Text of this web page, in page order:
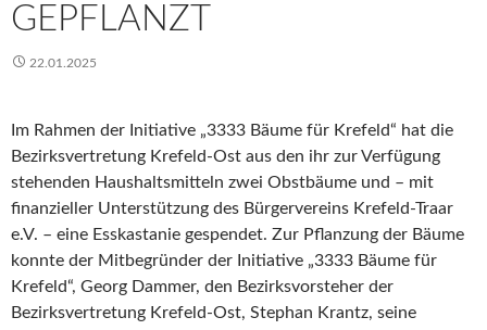
GEPFLANZT
22.01.2025
Im Rahmen der Initiative „3333 Bäume für Krefeld“ hat die
Bezirksvertretung Krefeld-Ost aus den ihr zur Verfügung
stehenden Haushaltsmitteln zwei Obstbäume und – mit
finanzieller Unterstützung des Bürgervereins Krefeld-Traar
e.V. – eine Esskastanie gespendet. Zur Pflanzung der Bäume
konnte der Mitbegründer der Initiative „3333 Bäume für
Krefeld“, Georg Dammer, den Bezirksvorsteher der
Bezirksvertretung Krefeld-Ost, Stephan Krantz, seine